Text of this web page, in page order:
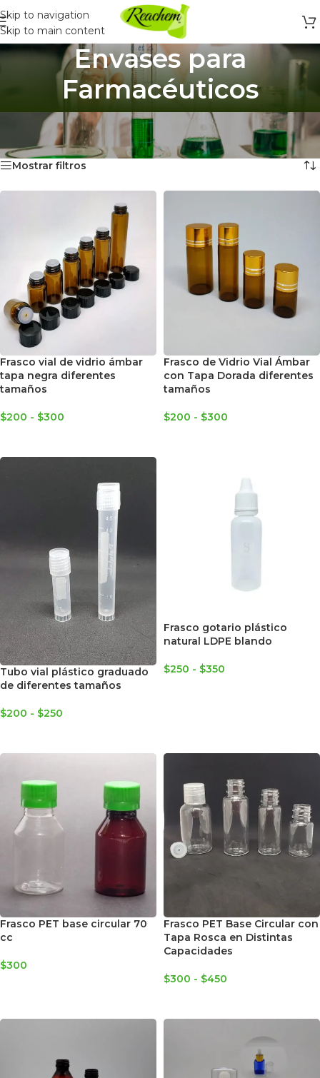
Skip to navigation
Skip to main content
Envases para
Farmacéuticos
Para Guardar Productos/Envases para Farmacéuticos
Mostrando 1–12 de 20 resultados
Mostrar filtros
Frasco vial de vidrio ámbar
tapa negra diferentes
tamaños
$200 - $300
Frasco de Vidrio Vial Ámbar
con Tapa Dorada diferentes
tamaños
$200 - $300
Tubo vial plástico graduado
de diferentes tamaños
$200 - $250
Frasco gotario plástico
natural LDPE blando
$250 - $350
Frasco PET base circular 70
cc
$300
Frasco PET Base Circular con
Tapa Rosca en Distintas
Capacidades
$300 - $450